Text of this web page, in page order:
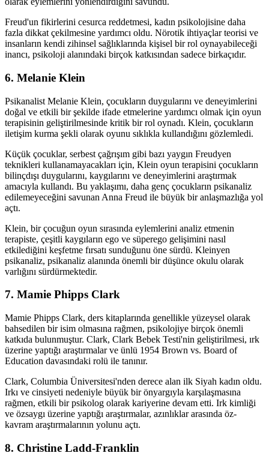
Freud'un fikirlerini cesurca reddetmesi, kadın psikolojisine daha
fazla dikkat çekilmesine yardımcı oldu. Nörotik ihtiyaçlar teorisi ve
insanların kendi zihinsel sağlıklarında kişisel bir rol oynayabileceği
inancı, psikoloji alanındaki birçok katkısından sadece birkaçıdır.
6. Melanie Klein
Psikanalist Melanie Klein, çocukların duygularını ve deneyimlerini
doğal ve etkili bir şekilde ifade etmelerine yardımcı olmak için oyun
terapisinin geliştirilmesinde kritik bir rol oynadı. Klein, çocukların
iletişim kurma şekli olarak oyunu sıklıkla kullandığını gözlemledi.
Küçük çocuklar, serbest çağrışım gibi bazı yaygın Freudyen
teknikleri kullanamayacakları için, Klein oyun terapisini çocukların
bilinçdışı duygularını, kaygılarını ve deneyimlerini araştırmak
amacıyla kullandı. Bu yaklaşımı, daha genç çocukların psikanaliz
edilemeyeceğini savunan Anna Freud ile büyük bir anlaşmazlığa yol
açtı.
Klein, bir çocuğun oyun sırasında eylemlerini analiz etmenin
terapiste, çeşitli kaygıların ego ve süperego gelişimini nasıl
etkilediğini keşfetme fırsatı sunduğunu öne sürdü. Kleinyen
psikanaliz, psikanaliz alanında önemli bir düşünce okulu olarak
varlığını sürdürmektedir.
7. Mamie Phipps Clark
Mamie Phipps Clark, ders kitaplarında genellikle yüzeysel olarak
bahsedilen bir isim olmasına rağmen, psikolojiye birçok önemli
katkıda bulunmuştur. Clark, Clark Bebek Testi'nin geliştirilmesi, ırk
üzerine yaptığı araştırmalar ve ünlü 1954 Brown vs. Board of
Education davasındaki rolü ile tanınır.
Clark, Columbia Üniversitesi'nden derece alan ilk Siyah kadın oldu.
Irkı ve cinsiyeti nedeniyle büyük bir önyargıyla karşılaşmasına
rağmen, etkili bir psikolog olarak kariyerine devam etti. Irk kimliği
ve özsaygı üzerine yaptığı araştırmalar, azınlıklar arasında öz-
kavram araştırmalarının yolunu açtı.
8. Christine Ladd-Franklin